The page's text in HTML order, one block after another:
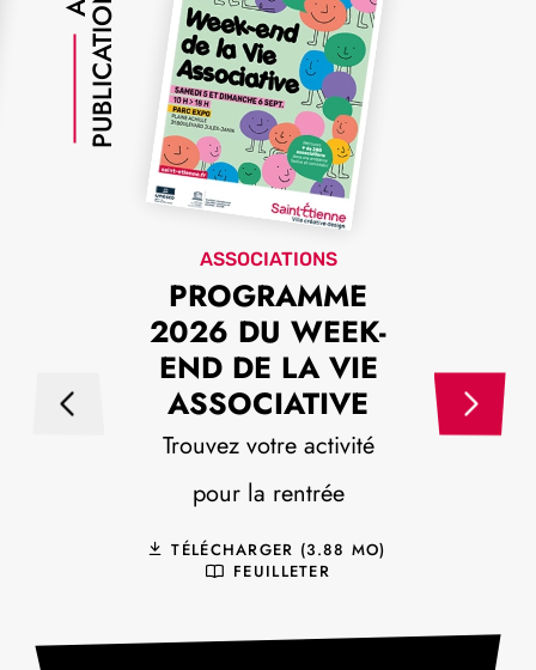
PUBLICATIONS
ASSOCIATIONS
PROGRAMME
2026 DU WEEK-
END DE LA VIE
ASSOCIATIVE
Trouvez votre activité
pour la rentrée
TÉLÉCHARGER (3.88 MO)
FEUILLETER